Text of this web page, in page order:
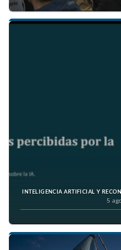
INTELIGENCIA ARTIFICIAL Y
5